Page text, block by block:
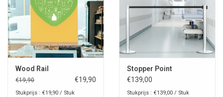
Wood Rail
€19,90 €19,90
Stukprijs : €19,90 / Stuk
Stopper Point
€139,00
Stukprijs : €139,00 / Stuk